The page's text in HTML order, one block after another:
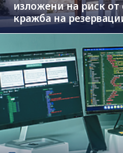
изложени на риск
кражба на